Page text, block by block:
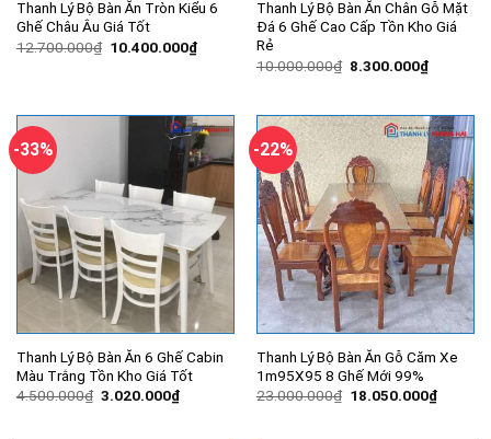
Thanh Lý Bộ Bàn Ăn Tròn Kiểu 6
Ghế Châu Âu Giá Tốt
12.700.000₫ Giá
10.400.000₫Giá
hiện
Thanh Lý Bộ Bàn Ăn Chân Gỗ Mặt
Đá 6 Ghế Cao Cấp Tồn Kho Giá
Rẻ
10.000.000₫ Giá
8.300.000₫Giá
hiện
-33%
Thanh Lý Bộ Bàn Ăn 6 Ghế Cabin
Màu Trắng Tồn Kho Giá Tốt
4.500.000₫ Giá
3.020.000₫Giá
hiện
-22%
Thanh Lý Bộ Bàn Ăn Gỗ Căm Xe
1m95X95 8 Ghế Mới 99%
23.000.000₫ Giá
18.050.000₫Giá
hiện